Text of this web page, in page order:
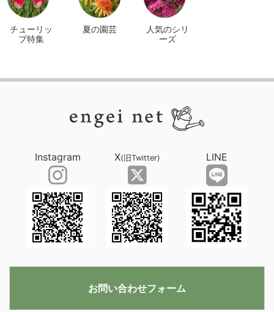
チューリッ
プ特集
夏の園芸
人気のシリ
ーズ
Instagram X(旧Twitter) LINE
お問い合わせフォーム